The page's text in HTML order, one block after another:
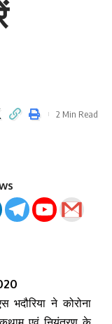
2 Min Read
भदौरिया ने कोरोना